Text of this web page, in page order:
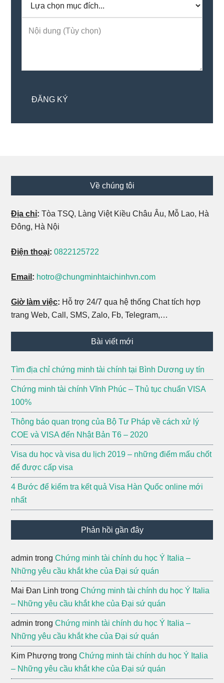
Về chúng tôi
Địa chỉ: Tòa TSQ, Làng Việt Kiều Châu Âu, Mỗ Lao, Hà
Đông, Hà Nội
Điện thoại: 0822125722
Email : hotro@chungminhtaichinhvn.com
Giờ làm việc: Hỗ trợ 24/7 qua hệ thống Chat tích hợp
trang Web, Call, SMS, Zalo, Fb, Telegram,…
Bài viết mới
Tìm địa chỉ chứng minh tài chính tại Bình Dương uy tín
Chứng minh tài chính Vĩnh Phúc – Thủ tục chuẩn VISA
100%
Thông báo quan trọng của Bộ Tư Pháp về cách xử lý
COE và VISA đến Nhật Bản T6 – 2020
Visa du học và visa du lịch 2019 – những điểm mấu chốt
để được cấp visa
4 Bước để kiểm tra kết quả Visa Hàn Quốc online mới
nhất
Phản hồi gần đây
admin trongChứng minh tài chính du học Ý Italia –
Những yêu cầu khắt khe của Đại sứ quán
Mai Đan Linh trongChứng minh tài chính du học Ý Italia
– Những yêu cầu khắt khe của Đại sứ quán
admin trongChứng minh tài chính du học Ý Italia –
Những yêu cầu khắt khe của Đại sứ quán
Kim Phượng trongChứng minh tài chính du học Ý Italia
– Những yêu cầu khắt khe của Đại sứ quán